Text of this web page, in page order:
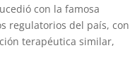
con la famosa
regulatorios del país, con
terapéutica similar,